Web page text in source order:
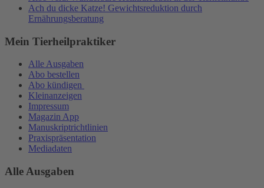
Ach du dicke Katze! Gewichtsreduktion durch
Ernährungsberatung
Mein Tierheilpraktiker
Alle Ausgaben
Abo bestellen
Abo kündigen
Kleinanzeigen
Impressum
Magazin App
Manuskriptrichtlinien
Praxispräsentation
Mediadaten
Alle Ausgaben